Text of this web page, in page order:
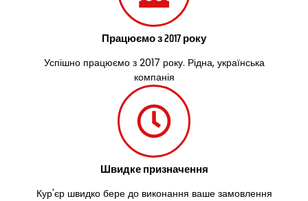
Працюємо з 2017 року
Успішно працюємо з 2017 року. Рідна, українська
компанія
Швидке призначення
Кур'єр швидко бере до виконання ваше замовлення